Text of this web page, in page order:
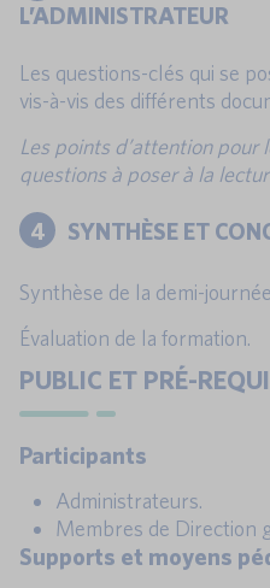
L’ADMINISTRATEUR
Les questions-clés qui se
vis-à-vis des différents
Les points d’attention
questions à poser à la
4 SYNTHÈSE ET
Synthèse de la demi-
Évaluation de la formation.
PUBLIC ET PRÉ-
Participants
Administrateurs.
Membres de Direction
Supports et moyens